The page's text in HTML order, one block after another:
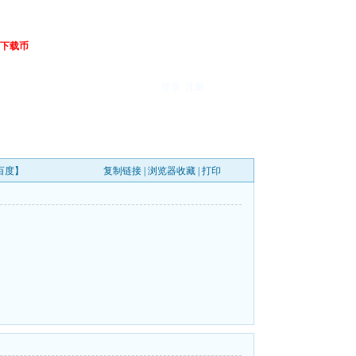
载币
】 复制链接| 浏览器收藏| 打印